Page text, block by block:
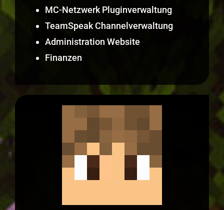
MC-Netzwerk Pluginverwaltung
TeamSpeak Channelverwaltung
Administration Website
Finanzen